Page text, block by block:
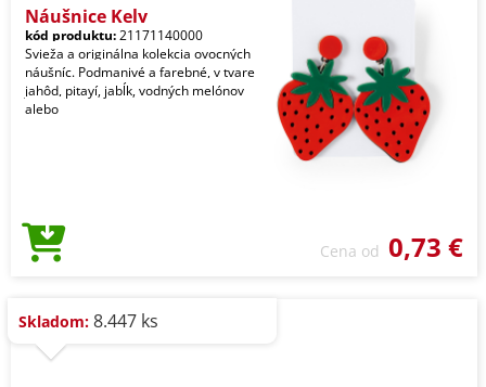
Náušnice Kely
kód produktu:21171140000
Svieža a originálna kolekcia ovocných
náušníc. Podmanivé a farebné, v tvare
jahôd, pitayí, jabĺk, vodných melónov
alebo
Cena od 0,73 €
Skladom: 8.447 ks